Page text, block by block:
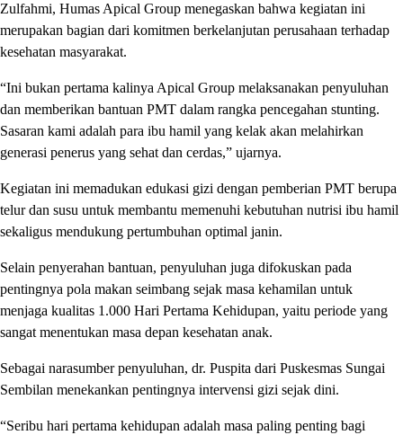
Zulfahmi, Humas Apical Group menegaskan bahwa kegiatan ini
merupakan bagian dari komitmen berkelanjutan perusahaan terhadap
kesehatan masyarakat.
“Ini bukan pertama kalinya Apical Group melaksanakan penyuluhan
dan memberikan bantuan PMT dalam rangka pencegahan stunting.
Sasaran kami adalah para ibu hamil yang kelak akan melahirkan
generasi penerus yang sehat dan cerdas,” ujarnya.
Kegiatan ini memadukan edukasi gizi dengan pemberian PMT berupa
telur dan susu untuk membantu memenuhi kebutuhan nutrisi ibu hamil
sekaligus mendukung pertumbuhan optimal janin.
Selain penyerahan bantuan, penyuluhan juga difokuskan pada
pentingnya pola makan seimbang sejak masa kehamilan untuk
menjaga kualitas 1.000 Hari Pertama Kehidupan, yaitu periode yang
sangat menentukan masa depan kesehatan anak.
Sebagai narasumber penyuluhan, dr. Puspita dari Puskesmas Sungai
Sembilan menekankan pentingnya intervensi gizi sejak dini.
“Seribu hari pertama kehidupan adalah masa paling penting bagi